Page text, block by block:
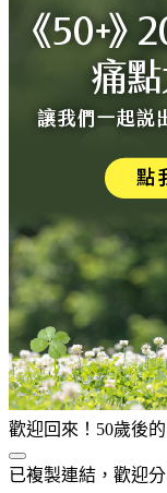
歡迎回來！50歲後
已複製連結，歡迎分